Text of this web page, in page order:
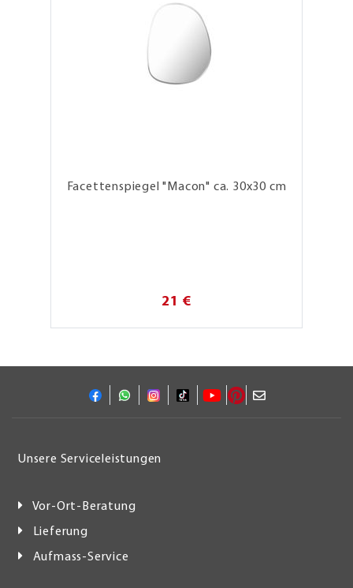
Facettenspiegel "Macon" ca. 30x30 cm
21 €
Unsere Serviceleistungen
Vor-Ort-Beratung
Lieferung
Aufmass-Service